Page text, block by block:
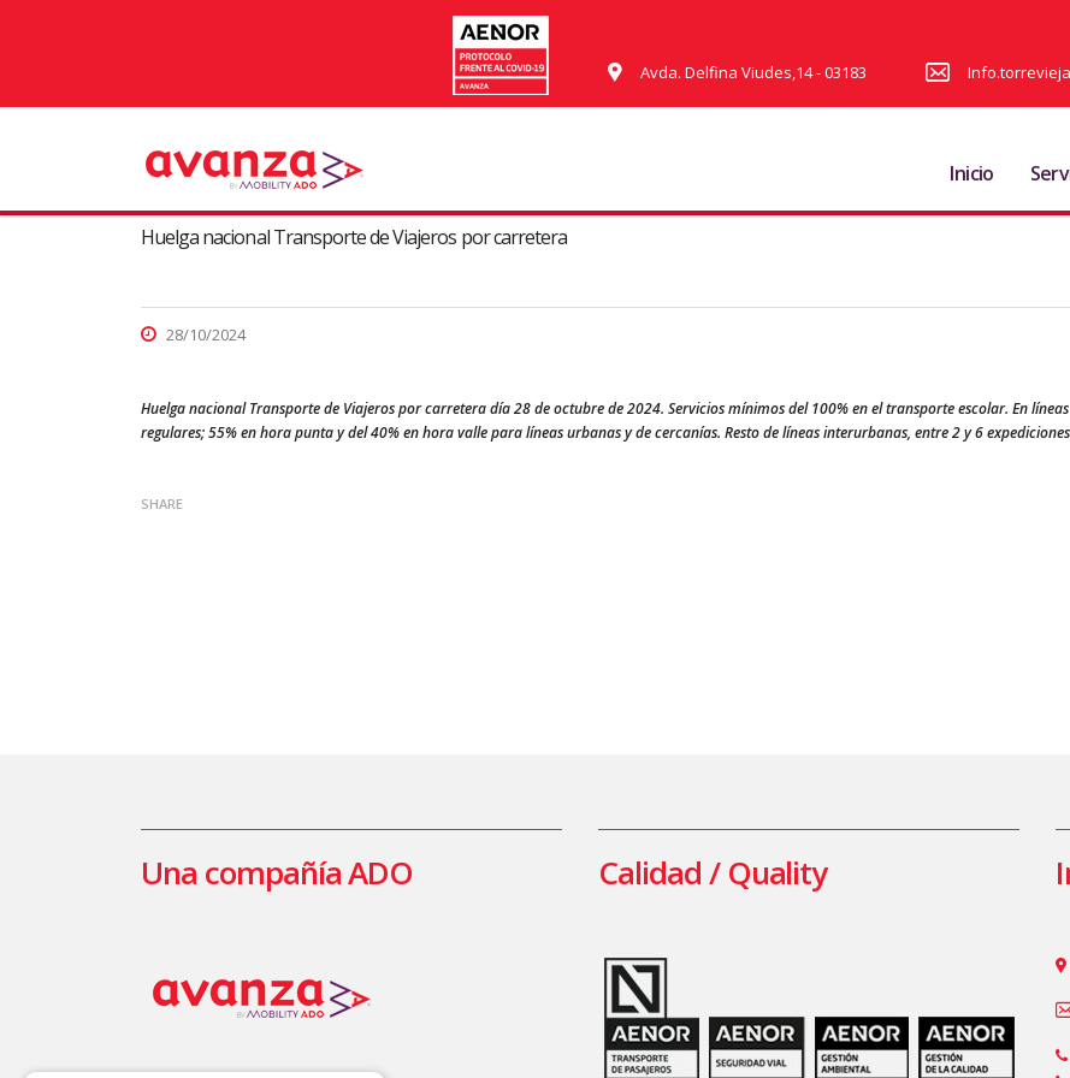
Avda. Delfina Viudes,14 - 03183
Inicio
Huelga nacional Transporte de Viajeros por carretera
28/10/2024
Huelga nacional Transporte de Viajeros por carretera día 28 de octubre de 2024. Servicios mínimos del 100% en el transporte escolar. En líneas
regulares; 55% en hora punta y del 40% en hora valle para líneas urbanas y de cercanías. Resto de líneas interurbanas, entre 2 y 6
SHARE
Una compañía ADO Calidad / Quality